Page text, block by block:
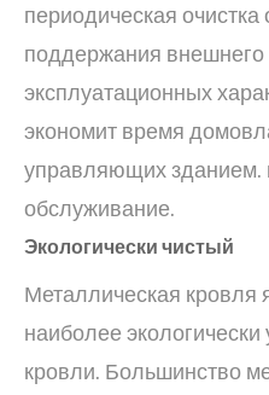
периодическая
поддержания внешнего
эксплуатационных
экономит время
управляющих зданием.
обслуживание.
Экологически чистый
Металлическая кровля
наиболее
кровли. Большинство